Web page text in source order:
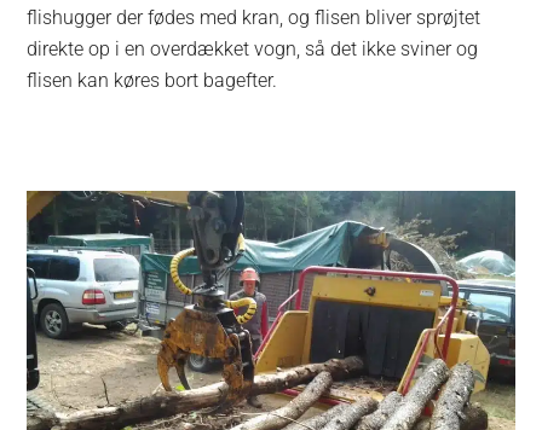
flishugger der fødes med kran, og flisen bliver sprøjtet
direkte op i en overdækket vogn, så det ikke sviner og
flisen kan køres bort bagefter.